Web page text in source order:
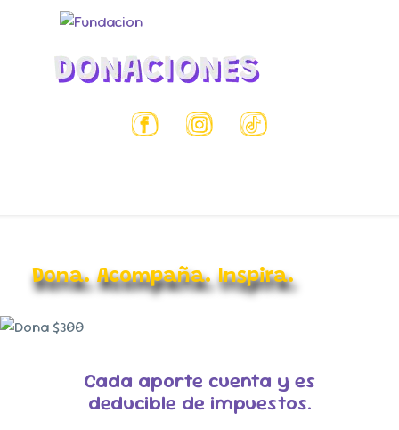
Dona. Acompaña. Inspira.
Cada aporte cuenta y es
deducible de impuestos.